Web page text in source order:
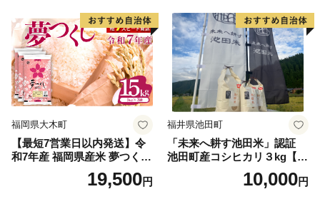
福岡県大木町
【最短7営業日以内発送】令
和7年産 福岡県産米 夢つくし
15kg 精米 ※北海道・沖縄・
19,500円
福井県池田町
「未来へ耕す池田米」認証
池田町産コシヒカリ３kg【お
1人様につき３セットまで】
10,000円